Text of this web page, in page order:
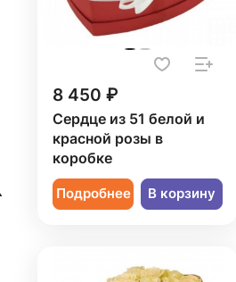
8 450 ₽
Сердце из 51 белой и
красной розы в
коробке
Подробнее В корзину